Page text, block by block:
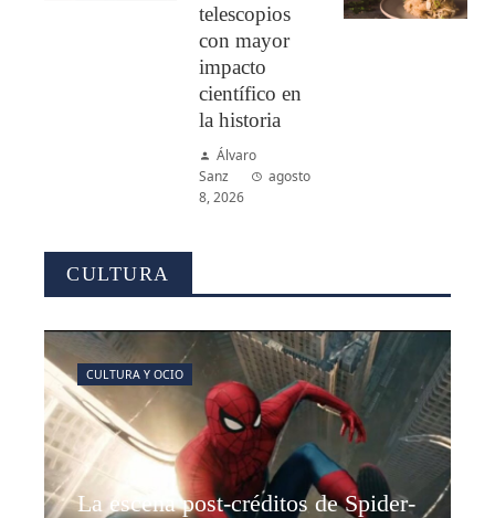
telescopios
con mayor
impacto
científico en
la historia
Álvaro
Sanz
agosto
8, 2026
CULTURA
La escena post-créditos de Spider-
CULTURA Y OCIO